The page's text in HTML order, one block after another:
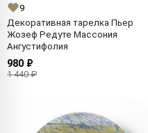
9
Декоративная тарелка Пьер
Жозеф Редуте Массония
Ангустифолия
980 ₽
1 440 ₽